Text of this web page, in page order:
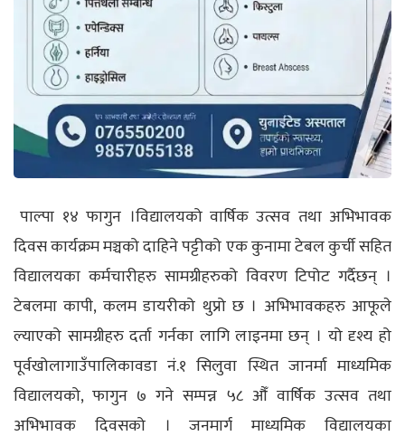
पाल्पा १४ फागुन ।विद्यालयको वार्षिक उत्सव तथा अभिभावक
दिवस कार्यक्रम मञ्चको दाहिने पट्टीको एक कुनामा टेबल कुर्ची सहित
विद्यालयका कर्मचारीहरु सामग्रीहरुको विवरण टिपोट गर्दैछन् ।
टेबलमा कापी, कलम डायरीको थुप्रो छ । अभिभावकहरु आफूले
ल्याएको सामग्रीहरु दर्ता गर्नका लागि लाइनमा छन् । यो दृश्य हो
पूर्वखोलागाउँपालिकावडा नं.१ सिलुवा स्थित जानर्मा माध्यमिक
विद्यालयको, फागुन ७ गने सम्पन्न ५८ औँ वार्षिक उत्सव तथा
अभिभावक दिवसको ।जनमार्ग माध्यमिक विद्यालयका